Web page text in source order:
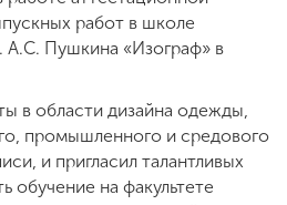
работ в школе
А.С. Пушкина «Изограф» в
в области дизайна одежды,
промышленного и средового
и пригласил талантливых
обучение на факультете